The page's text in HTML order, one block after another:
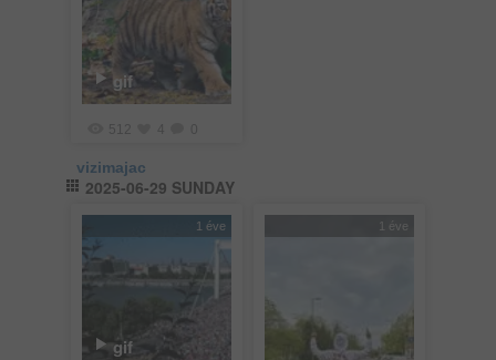
gif
512
vizimajac
2025-06-29 SUNDAY
gif
1 éve 1 éve